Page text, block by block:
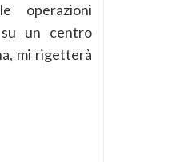
operazioni
un centro
mi rigetterà